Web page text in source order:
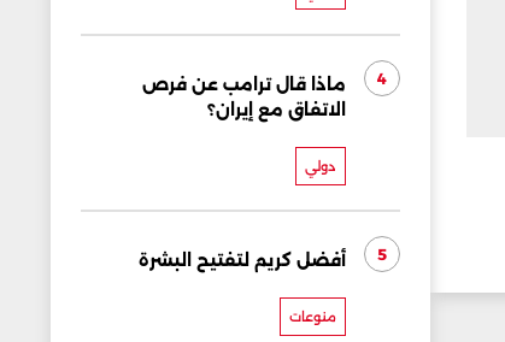
4
ماذا قال ترامب عن فرص
الاتفاق مع إيران؟
دولي
5 أفضل كريم لتفتيح البشرة
منوعات